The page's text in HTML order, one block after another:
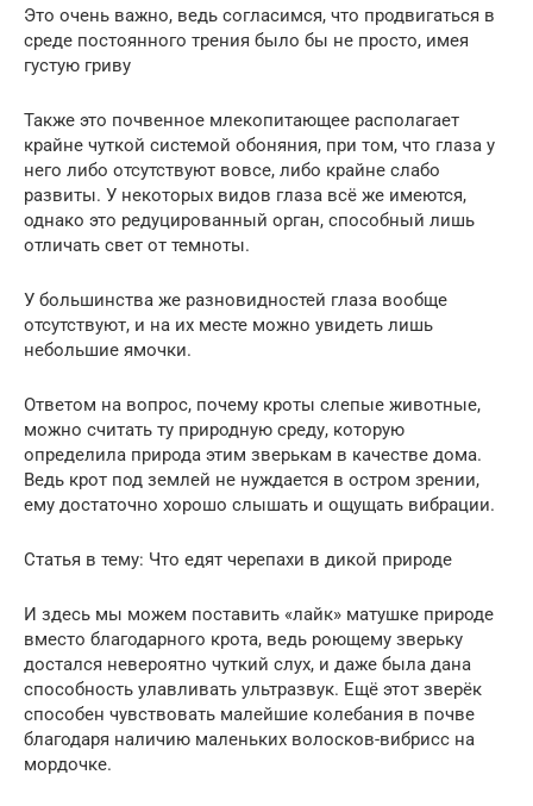
Это очень важно, ведь согласимся, что продвигаться в
среде постоянного трения было бы не просто, имея
густую гриву
Также это почвенное млекопитающее располагает
крайне чуткой системой обоняния, при том, что глаза у
него либо отсутствуют вовсе, либо крайне слабо
развиты. У некоторых видов глаза всё же имеются,
однако это редуцированный орган, способный лишь
отличать свет от темноты.
У большинства же разновидностей глаза вообще
отсутствуют, и на их месте можно увидеть лишь
небольшие ямочки.
Ответом на вопрос, почему кроты слепые животные,
можно считать ту природную среду, которую
определила природа этим зверькам в качестве дома.
Ведь крот под землей не нуждается в остром зрении,
ему достаточно хорошо слышать и ощущать вибрации.
Статья в тему: Что едят черепахи в дикой природе
И здесь мы можем поставить «лайк» матушке природе
вместо благодарного крота, ведь роющему зверьку
достался невероятно чуткий слух, и даже была дана
способность улавливать ультразвук. Ещё этот зверёк
способен чувствовать малейшие колебания в почве
благодаря наличию маленьких волосков-вибрисс на
мордочке.